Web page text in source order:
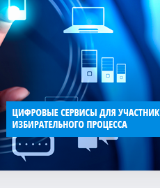
20.07.2026